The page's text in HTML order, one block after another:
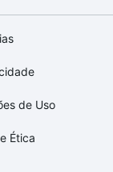
de Uso
Ética